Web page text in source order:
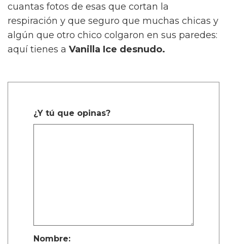
cuantas fotos de esas que cortan la
respiración y que seguro que muchas chicas y
algún que otro chico colgaron en sus paredes:
aquí tienes a Vanilla Ice desnudo.
¿Y tú que opinas?
Nombre: